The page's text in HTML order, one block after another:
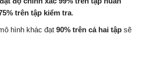
trên tập kiểm tra.
hình khác đạt 90% trên cả hai tập sẽ